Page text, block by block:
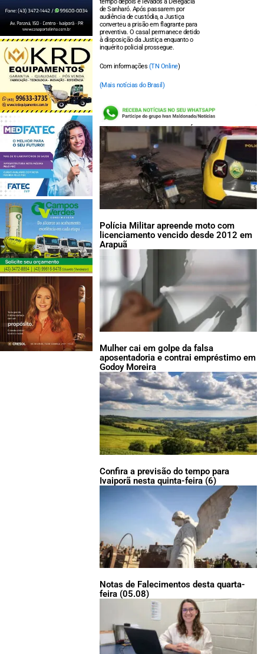
de Sanharó. Após passarem por
audiência de custódia, a Justiça
converteu a prisão em flagrante para
preventiva. O casal permanece detido
à disposição da Justiça enquanto o
inquérito policial prossegue.
Com informações (TN Online)
(Mais notícias do Brasil)
LEIA TAMBÉM:
Polícia Militar apreende moto com
licenciamento vencido desde 2012 em
Arapuã
Mulher cai em golpe da falsa
aposentadoria e contrai empréstimo em
Godoy Moreira
Confira a previsão do tempo para
Ivaiporã nesta quinta-feira (6)
Notas de Falecimentos desta quarta-
feira (05.08)